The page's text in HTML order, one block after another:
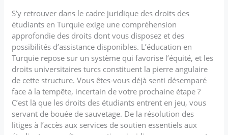
S’y retrouver dans le cadre juridique des droits des
étudiants en Turquie exige une compréhension
approfondie des droits dont vous disposez et des
possibilités d’assistance disponibles. L’éducation en
Turquie repose sur un système qui favorise l’équité, et les
droits universitaires turcs constituent la pierre angulaire
de cette structure. Vous êtes-vous déjà senti désemparé
face à la tempête, incertain de votre prochaine étape ?
C’est là que les droits des étudiants entrent en jeu, vous
servant de bouée de sauvetage. De la résolution des
litiges à l’accès aux services de soutien essentiels aux